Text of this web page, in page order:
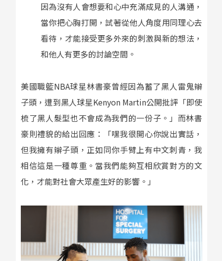
因為沒有人會想要和心中充滿成見的人溝通，
當你把心胸打開，試著從他人角度用同理心去
看待，才能接受更多外來的刺激與新的想法，
和他人有更多的討論空間。
美國職籃NBA球星林書豪曾經因為蓄了黑人雷鬼辮
子頭，遭到黑人球星Kenyon Martin公開批評「即使
梳了黑人髮型也不會成為我們的一份子。」而林書
豪則禮貌的給出回應：「嘿我很開心你說出實話，
但我擁有辮子頭，正如同你手臂上有中文刺青，我
相信這是一種尊重。當我們能夠互相欣賞對方的文
化，才能對社會大眾產生好的影響。」